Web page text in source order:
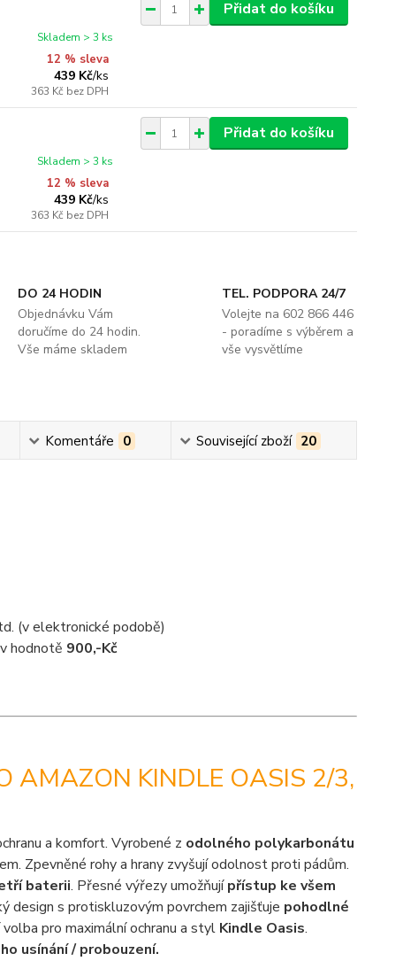
12 % sleva
439 Kč/ks
363 Kč bez DPH
Skladem > 3 ks
Přidat do košíku
12 % sleva
439 Kč/ks
363 Kč bez DPH
Skladem > 3 ks
Přidat do košíku
DO 24 HODIN
Objednávku Vám
doručíme do 24 hodin.
Vše máme skladem
TEL. PODPORA 24/7
Volejte na 602 866 446
- poradíme s výběrem a
vše vysvětlíme
Komentáře 0 Související zboží 20
(v elektronické podobě)
hodnotě 900,-Kč
AMAZON KINDLE OASIS 2/3,
a komfort. Vyrobené z odolného polykarbonátu
Zpevněné rohy a hrany zvyšují odolnost proti pádům.
baterii. Přesné výřezy umožňujípřístup ke všem
design s protiskluzovým povrchem zajišťuje pohodlné
pro maximální ochranu a styl Kindle Oasis.
usínání / probouzení.